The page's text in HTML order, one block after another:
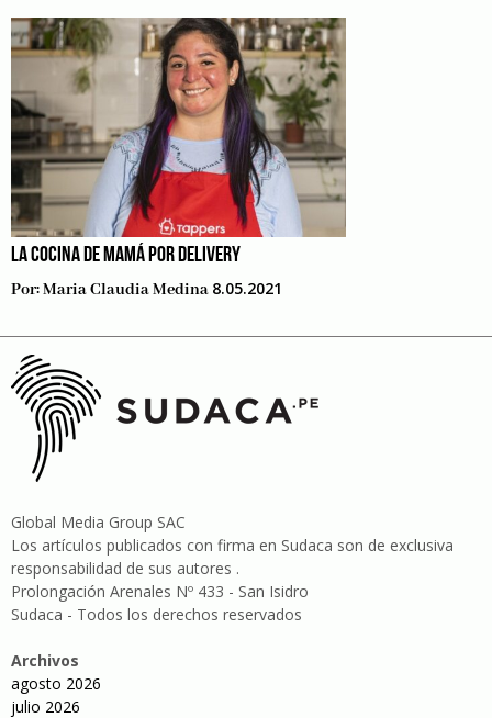
LA COCINA DE MAMÁ POR DELIVERY
Por:Maria Claudia Medina 8.05.2021
Global Media Group SAC
Los artículos publicados con firma en Sudaca son de exclusiva
responsabilidad de sus autores .
Prolongación Arenales Nº 433 - San Isidro
Sudaca - Todos los derechos reservados
Archivos
agosto 2026
julio 2026